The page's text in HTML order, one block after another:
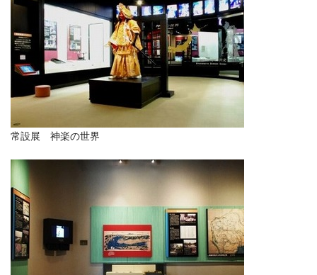
常設展 神楽の世界